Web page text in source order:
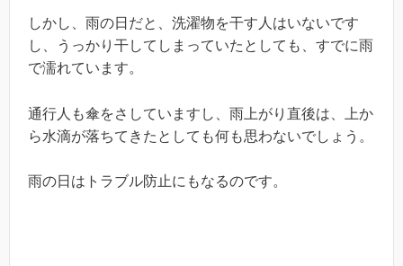
しかし、雨の日だと、洗濯物を干す人はいないです
し、うっかり干してしまっていたとしても、すでに雨
で濡れています。
通行人も傘をさしていますし、雨上がり直後は、上か
ら水滴が落ちてきたとしても何も思わないでしょう。
雨の日はトラブル防止にもなるのです。